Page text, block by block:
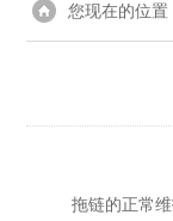
您现在的位置
拖链的正常